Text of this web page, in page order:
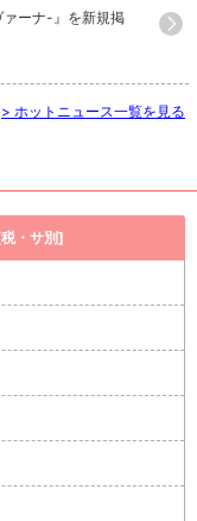
ーナ-』を新規掲
> ホットニュース一覧を見る
・サ別]